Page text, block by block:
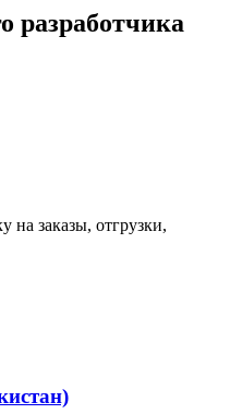
разработчика
на заказы, отгрузки,